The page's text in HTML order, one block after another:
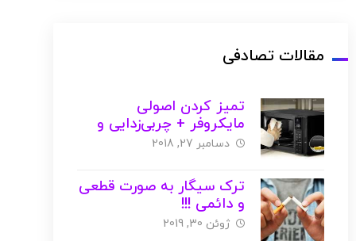
مقالات تصادفی
تمیز کردن اصولی
مایکروفر + چربی‌زدایی و
بوگیری ( با عکس )
دسامبر 27, 2018
ترک سیگار به صورت قطعی
و دائمی !!!
ژوئن 30, 2019